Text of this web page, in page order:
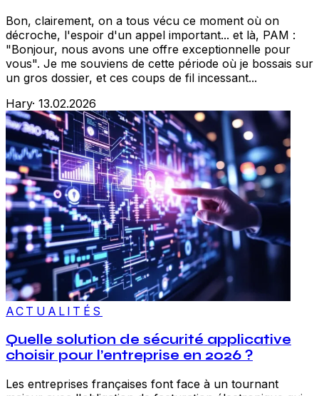
Bon, clairement, on a tous vécu ce moment où on
décroche, l'espoir d'un appel important... et là, PAM :
"Bonjour, nous avons une offre exceptionnelle pour
vous". Je me souviens de cette période où je bossais sur
un gros dossier, et ces coups de fil incessant...
Hary· 13.02.2026
ACTUALITÉS
Quelle solution de sécurité applicative
choisir pour l’entreprise en 2026 ?
Les entreprises françaises font face à un tournant